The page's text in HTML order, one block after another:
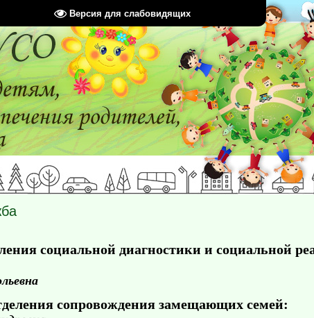
Версия для слабовидящих
социальной диагностики и социальной
сопровождения замещающих семей: